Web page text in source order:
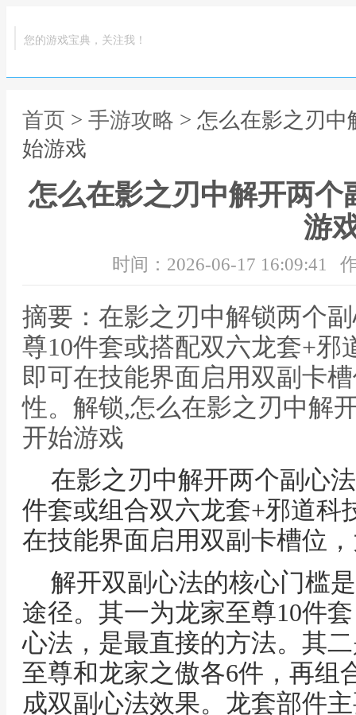
您的游戏宝典，关注我！
首页 > 手游攻略 > 怎么在影之刃
始游戏
怎么在影之刃中解开两个
游
时间：2026-06-17 16:09:41
摘要：在影之刃中解锁两个
尊10件套或搭配双六龙套+邪
即可在技能界面启用双副卡
性。解锁,怎么在影之刃中解
开始游戏
在影之刃中解开两个副心
件套或组合双六龙套+邪道科
在技能界面启用双副卡槽位
解开双副心法的核心门槛
途径。其一为龙家至尊10件
心法，是最直接的方法。其
至尊和龙家之傲各6件，再组
成双副心法效果。龙套部件